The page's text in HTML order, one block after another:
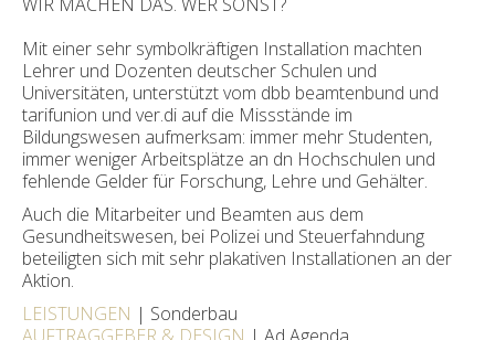
Mit einer sehr symbolkräftigen Installation machten
Lehrer und Dozenten deutscher Schulen und
Universitäten, unterstützt vom dbb beamtenbund und
tarifunion und ver.di auf die Missstände im
Bildungswesen aufmerksam: immer mehr Studenten,
immer weniger Arbeitsplätze an dn Hochschulen und
fehlende Gelder für Forschung, Lehre und Gehälter.
Auch die Mitarbeiter und Beamten aus dem
Gesundheitswesen, bei Polizei und Steuerfahndung
beteiligten sich mit sehr plakativen Installationen an der
Aktion.
LEISTUNGEN | Sonderbau